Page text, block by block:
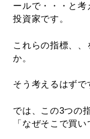
ールで・・・と考
投資家です。
これらの指標、
か。
そう考えるはずで
では、この3つの
「なぜそこで買